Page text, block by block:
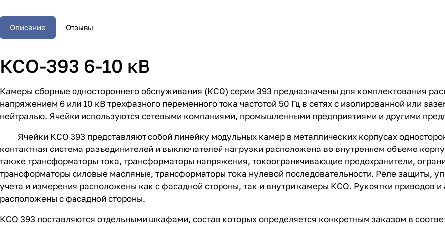
Описание Отзывы
КСО-393 6-10 кВ
Камеры сборные одностороннего обслуживания (КСО) серии 393 предназначены для комплектования
напряжением 6 или 10 кВ трехфазного переменного тока частотой 50 Гц в сетях с изолированной или
нейтралью. Ячейки используются сетевыми компаниями, промышленными предприятиями и другими
Ячейки КСО 393 представляют собой линейку модульных камер в металлических корпусах
контактная система разъединителей и выключателей нагрузки расположена во внутреннем объеме
также трансформаторы тока, трансформаторы напряжения, токоограничивающие предохранители,
трансформаторы силовые масляные, трансформаторы тока нулевой последовательности. Реле защиты,
учета и измерения расположены как с фасадной стороны, так и внутри камеры КСО. Рукоятки приводов и
расположены с фасадной стороны.
КСО 393 поставляются отдельными шкафами, состав которых определяется конкретным заказом в